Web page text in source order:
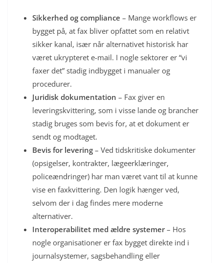
Sikkerhed og compliance – Mange workflows er
bygget på, at fax bliver opfattet som en relativt
sikker kanal, især når alternativet historisk har
været ukrypteret e-mail. I nogle sektorer er “vi
faxer det” stadig indbygget i manualer og
procedurer.
Juridisk dokumentation – Fax giver en
leveringskvittering, som i visse lande og brancher
stadig bruges som bevis for, at et dokument er
sendt og modtaget.
Bevis for levering – Ved tidskritiske dokumenter
(opsigelser, kontrakter, lægeerklæringer,
policeændringer) har man været vant til at kunne
vise en faxkvittering. Den logik hænger ved,
selvom der i dag findes mere moderne
alternativer.
Interoperabilitet med ældre systemer– Hos
nogle organisationer er fax bygget direkte ind i
journalsystemer, sagsbehandling eller